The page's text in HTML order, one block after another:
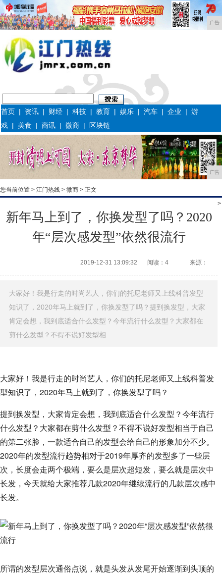
广告
首页 | 资讯 | 财经 |科技 |教育 |娱乐 |汽车 |企业 |游
戏 | 美食 |商讯 |微商 | 区块链
广告
您当前位置 > 江门热线 > 微商 > 正文
>
新年马上到了，你换发型了吗？2020
年“层次感发型”依然很流行
2019-12-31 13:09:32 阅读：4 来源：
大家好！我是行走的时尚艺人，你们的托尼老师又上线科普发型
知识了，2020年马上就到了，你换发型了吗？提到换发型，大家
肯定会想，我到底适合什么发型？今年流行什么发型？大家都在
剪什么发型？不得不说好发型相
大家好！我是行走的时尚艺人，你们的托尼老师又上线科普发
型知识了，2020年马上就到了，你换发型了吗？
提到换发型，大家肯定会想，我到底适合什么发型？今年流行
什么发型？大家都在剪什么发型？不得不说好发型相当于自己
的第二张脸，一款适合自己的发型会给自己的形象加分不少。
2020年的发型流行趋势相对于2019年厚齐的发型多了一些层
次，长度会走两个极端，要么是层次超短发，要么就是层次中
长发，今天就给大家推荐几款2020年继续流行的几款层次感中
长发。
所谓的发型层次通俗点说，就是头发从发尾开始逐渐到头顶的